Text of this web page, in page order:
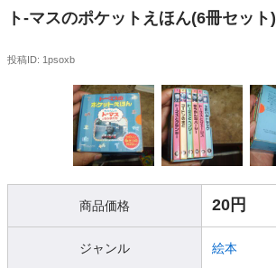
ト-マスのポケットえほん(6冊セット)
投稿ID: 1psoxb
商品価格 20円
ジャンル 絵本